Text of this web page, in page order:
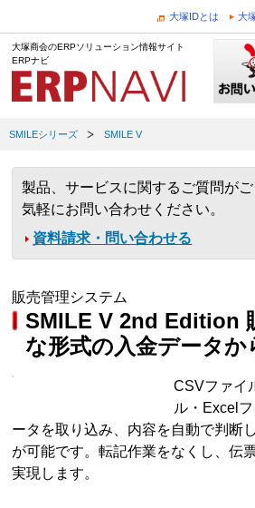
大塚IDとは 大
大塚商会のERPソリューション情報サイト
ERPナビ
SMILEシリーズ SMILE V
製品、サービスに関するご質問が
気軽にお問い合わせください。
資料請求・問い合わせる
販売管理システム
SMILE V 2nd Edition
な形式の入金データか
CSVファイ
ル・Excel
ータを取り込み、内容を自動で判断
が可能です。転記作業をなくし、伝
実現します。